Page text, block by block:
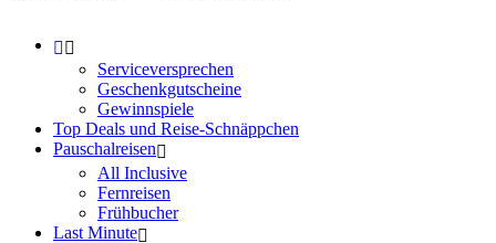
Serviceversprechen
Geschenkgutscheine
Gewinnspiele
Top Deals und Reise-Schnäppchen
Pauschalreisen
All Inclusive
Fernreisen
Frühbucher
Last Minute